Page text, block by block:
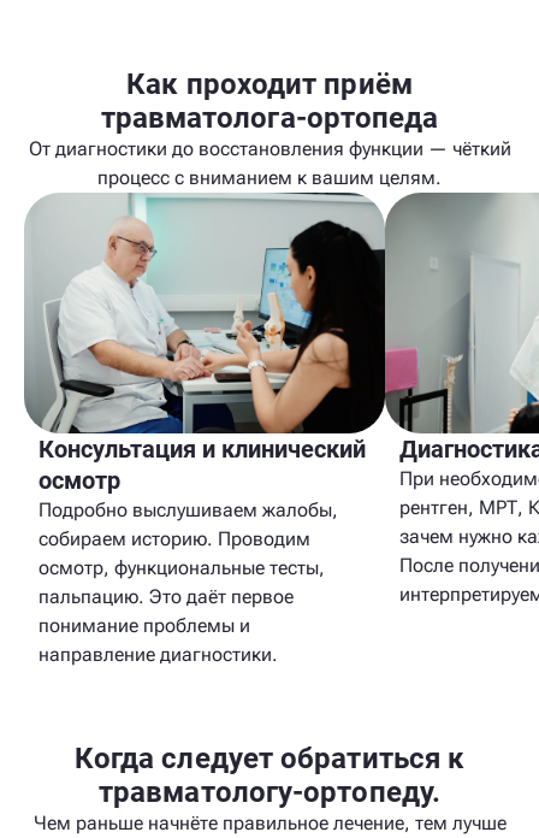
Как проходит приём
травматолога-ортопеда
От диагностики до восстановления функции — чёткий
процесс с вниманием к вашим целям.
Консультация и клинический
осмотр
Подробно выслушиваем жалобы,
собираем историю. Проводим
осмотр, функциональные тесты,
пальпацию. Это даёт первое
понимание проблемы и
направление диагностики.
При
рентген, МРТ,
зачем нужно
После
Когда следует обратиться к
травматологу-ортопеду.
Чем раньше начнёте правильное лечение, тем лучше